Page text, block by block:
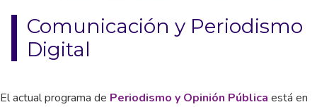
Comunicación y Periodismo
Digital
El actual programa de Periodismo y Opinión Pública está en